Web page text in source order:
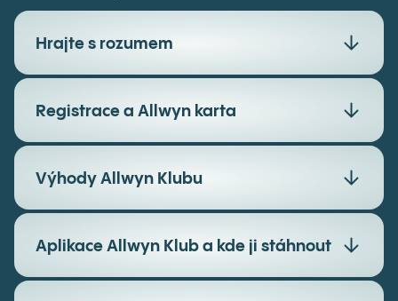
Hrajte s rozumem
Registrace a Allwyn karta
Výhody Allwyn Klubu
AplikaceAllwyn Klub a kde ji stáhnout